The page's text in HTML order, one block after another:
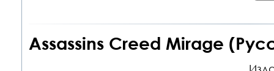
Assassins Creed Mirage